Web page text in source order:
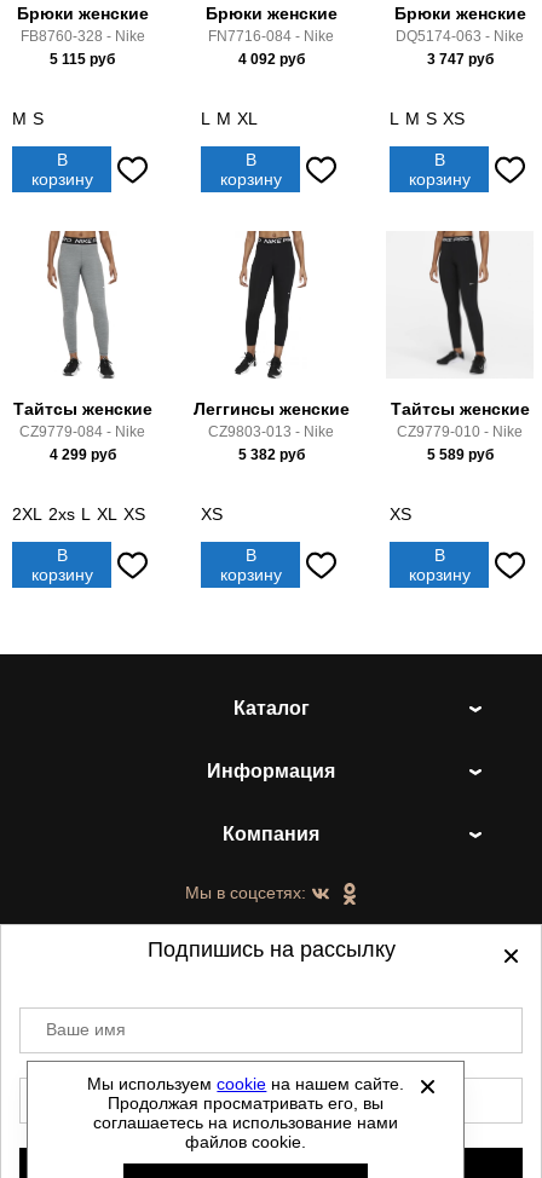
Брюки женские
FB8760-328 - Nike
5 115 руб
M S
В
корзину
Брюки женские
FN7716-084 - Nike
4 092руб
L M XL
В
корзину
Брюки женские
DQ5174-063 - Nike
3 747руб
L M S XS
В
корзину
Тайтсы женские
CZ9779-084 - Nike
4 299руб
2XL 2xs L XL XS
В
корзину
Леггинсы женские
CZ9803-013 - Nike
5 382руб
XS
В
корзину
Тайтсы женские
CZ9779-010 - Nike
5 589руб
XS
В
корзину
Каталог
Информация
Компания
Мы в соцсетях:
©2021-2026 - ShoesTown.ru - все права
защищены.
Данный сайт не является интернет магазином и
не является публичной офертой.
Политика обработки персональных данных
Мы используемcookie на нашем сайте.
Продолжая просматривать его, вы
соглашаетесь на использование нами
файлов cookie.
Подпишись на рассылку
Ваше имя